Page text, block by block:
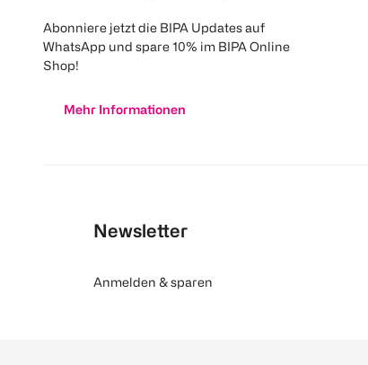
Abonniere jetzt die BIPA Updates auf
WhatsApp und spare 10% im BIPA Online
Shop!
Mehr Informationen
Newsletter
Anmelden & sparen